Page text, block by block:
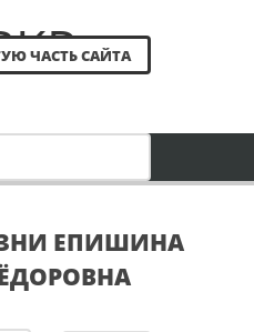
ЧАСТЬ САЙТА
ЕПИШИНА